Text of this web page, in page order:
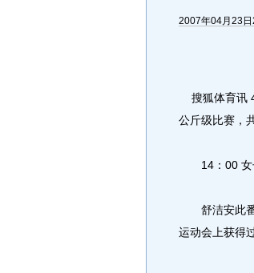
2007年04月23日
搜狐体育讯
公斤级比赛，
14：00 女
舒洁安此番
运动会上获得